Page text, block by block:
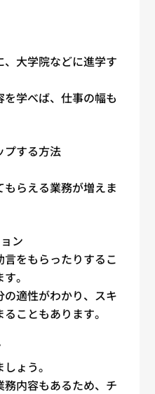
大学院などに進学す
を学べば、仕事の幅も
する方法
らえる業務が増えま
ン
をもらったりするこ
。
適性がわかり、スキ
こともあります。
ょう。
内容もあるため、チ